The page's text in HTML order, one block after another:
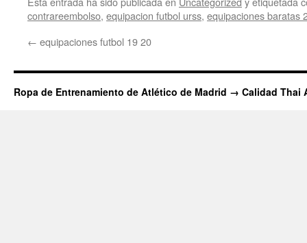
contrareembolso, equipacion futbol urss, equipaciones baratas
← equipaciones futbol 19 20
Ropa de Entrenamiento de Atlético de Madrid → Calidad Thai